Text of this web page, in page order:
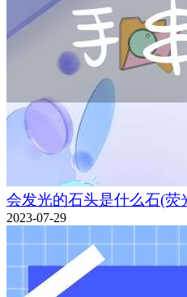
会发光的石头是什么石(荧
2023-07-29